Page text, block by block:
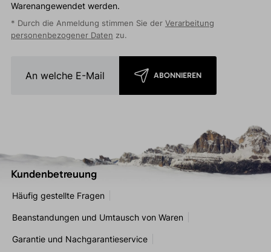
Warenangewendet werden.
* Durch die Anmeldung stimmen Sie der Verarbeitung
personenbezogener Daten zu.
ABONNIEREN
Kundenbetreuung
Häufig gestellte Fragen
Beanstandungen und Umtausch von Waren
Garantie und Nachgarantieservice